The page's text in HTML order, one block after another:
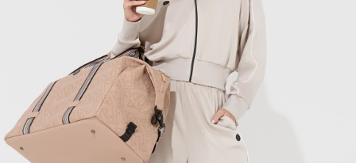
Нижегородская область (1)
Новосибирская область (3)
Омская область (5)
Республика Башкортостан (3)